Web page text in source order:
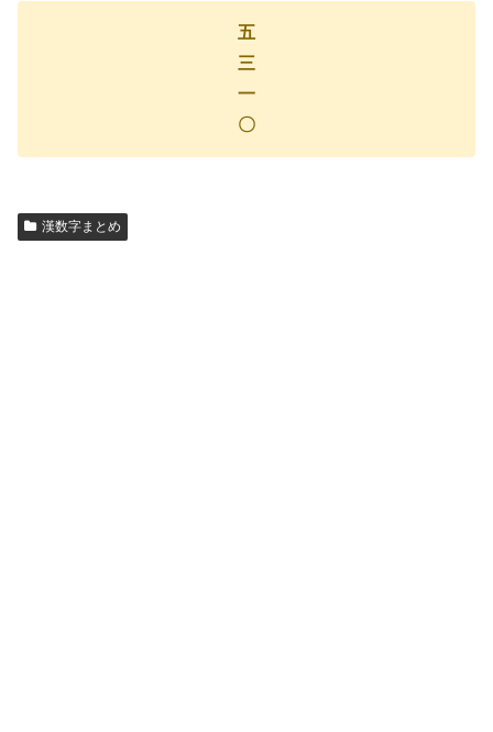
五
三
一
〇
漢数字まとめ